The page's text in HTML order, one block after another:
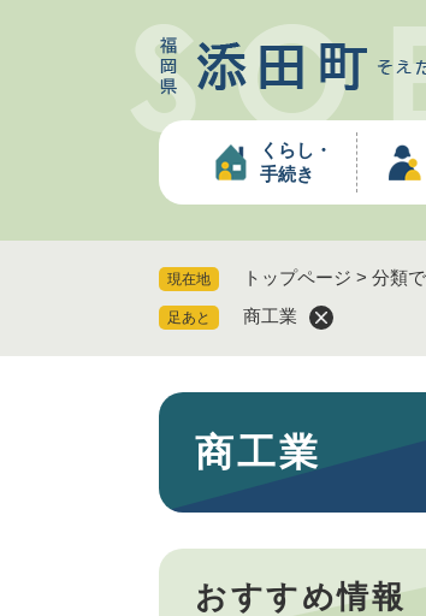
。
くらし・
手続き
現在地 トップページ > 分類
足あと 商工業
本
商工業
おすすめ情報